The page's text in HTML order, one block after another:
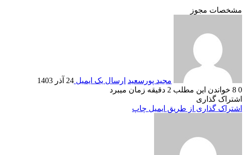
مشخصات مجوز
مجید پورسعید ارسال یک ایمیل 24 آذر 1403
0
خواندن این مطلب 2 دقیقه زمان میبرد
اشتراک گذاری
اشتراک گذاری از طریق ایمیل چاپ